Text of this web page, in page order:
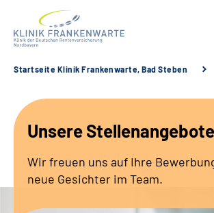
Leistungsangebot
Fachbereiche
Service
Startseite Klinik Frankenwarte, Bad Steben
Unsere Stellenangebote
Wir freuen uns auf Ihre
neue Gesichter im Team.